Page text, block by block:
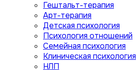
Гештальт-терапия
Арт-терапия
Детская психология
Психология отношений
Семейная психология
Клиническая психология
НЛП